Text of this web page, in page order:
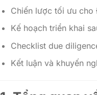
Chiến lược tối ưu cho
Kế hoạch triển khai
Checklist due
Kết luận và khuyến